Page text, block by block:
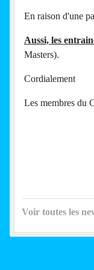
En raison d'une
Aussi, les
Masters).
Cordialement
Les membres du
Voir toutes les